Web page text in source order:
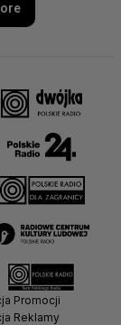
Promocji
Reklamy